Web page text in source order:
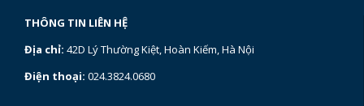
THÔNG TIN LIÊN HỆ
Địa chỉ: 42D Lý Thường Kiệt, Hoàn Kiếm, Hà Nội
Điện thoại: 024.3824.0680